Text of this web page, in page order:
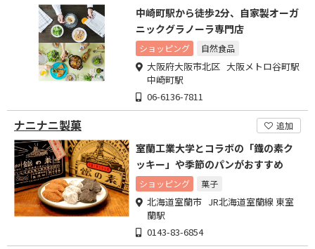
中崎町駅から徒歩2分、自家製オーガ
ニックグラノーラ専門店
ショッピング 自然食品
大阪府大阪市北区 大阪メトロ谷町駅
中崎町駅
06-6136-7811
ナニナニ製菓 追加
室蘭工業大学とコラボの「鐡の素ク
ッキー」や季節のパンがおすすめ
ショッピング 菓子
北海道室蘭市 JR北海道室蘭線 東室
蘭駅
0143-83-6854